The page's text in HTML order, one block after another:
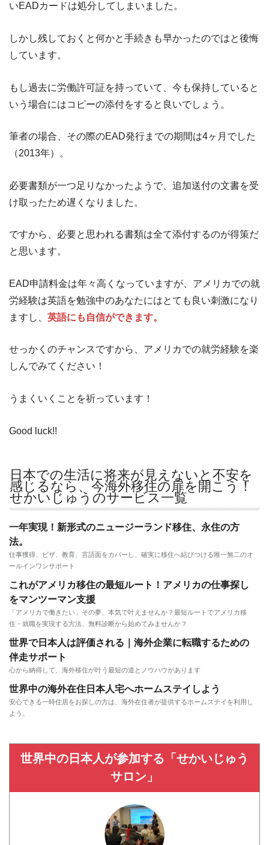
いEADカードは処分してしまいました。
しかし残しておくと何かと手続きも早かったのではと後悔
しています。
もし過去に労働許可証を持っていて、今も保持していると
いう場合にはコピーの添付をすると良いでしょう。
筆者の場合、その際のEAD発行までの期間は4ヶ月でした
（2013年）。
必要書類が一つ足りなかったようで、追加送付の文書を受
け取ったため遅くなりました。
ですから、必要と思われる書類は全て添付するのが得策だ
と思います。
EAD申請料金は年々高くなっていますが、アメリカでの就
労経験は英語を勉強中のあなたにはとても良い刺激になり
ますし、 英語にも自信ができます。
せっかくのチャンスですから、アメリカでの就労経験を楽
しんでみてください！
うまくいくことを祈っています！
Good luck!!
日本での生活に将来が見えないと不安を
感じるなら、今海外移住の扉を開こう！
せかいじゅうのサービス一覧
一年実現！新形式のニュージーランド移住、永住の方
法。
仕事獲得、ビザ、教育、言語面をカバーし、確実に移住へ結びつける唯一無二のオ
ールインワンサポート
これがアメリカ移住の最短ルート！アメリカの仕事探し
をマンツーマン支援
「アメリカで働きたい」その夢、本気で叶えませんか？最短ルートでアメリカ移
住・就職を実現する方法、無料診断から始めてみませんか？
世界で日本人は評価される｜海外企業に転職するための
伴走サポート
心から納得して、海外移住が叶う最短の道とノウハウがあります
世界中の海外在住日本人宅へホームステイしよう
安心できる一時住居をお探しの方は、海外在住者が提供するホームステイを利用し
よう。
世界中の日本人が参加する「せかいじゅう
サロン」